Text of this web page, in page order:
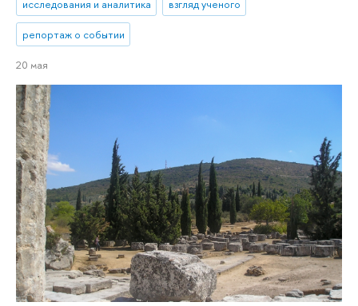
исследования и аналитика взгляд ученого
репортаж о событии
20 мая